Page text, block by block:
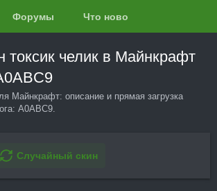
Форумы Что нового?
токсик челик в Майнкрафт
Майнкрафт: описание и прямая загрузка
A0ABC9.
Случайный скин